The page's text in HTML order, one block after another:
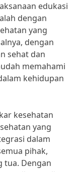
edukasi
dengan
yang
dengan
sehat dan
memahami
kehidupan
kesehatan
yang
dalam
pihak,
tua. Dengan